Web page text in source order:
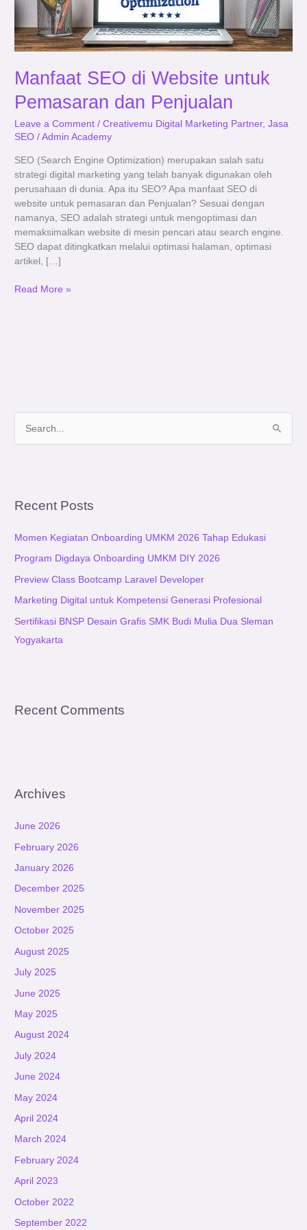
Manfaat SEO di Website untuk
Pemasaran dan Penjualan
Leave a Comment /Creativemu Digital Marketing Partner,Jasa
SEO /Admin Academy
SEO (Search Engine Optimization) merupakan salah satu
strategi digital marketing yang telah banyak digunakan oleh
perusahaan di dunia. Apa itu SEO? Apa manfaat SEO di
website untuk pemasaran dan Penjualan? Sesuai dengan
namanya, SEO adalah strategi untuk mengoptimasi dan
memaksimalkan website di mesin pencari atau search engine.
SEO dapat ditingkatkan melalui optimasi halaman, optimasi
artikel, […]
Read More »
c
f
o
r
:
Recent Posts
Momen Kegiatan Onboarding UMKM 2026 Tahap Edukasi
Program Digdaya Onboarding UMKM DIY 2026
Preview Class Bootcamp Laravel Developer
Marketing Digital untuk Kompetensi Generasi Profesional
Sertifikasi BNSP Desain Grafis SMK Budi Mulia Dua Sleman
Yogyakarta
Recent Comments
Archives
June 2026
February 2026
January 2026
December 2025
November 2025
October 2025
August 2025
July 2025
June 2025
May 2025
August 2024
July 2024
June 2024
May 2024
April 2024
March 2024
February 2024
April 2023
October 2022
September 2022